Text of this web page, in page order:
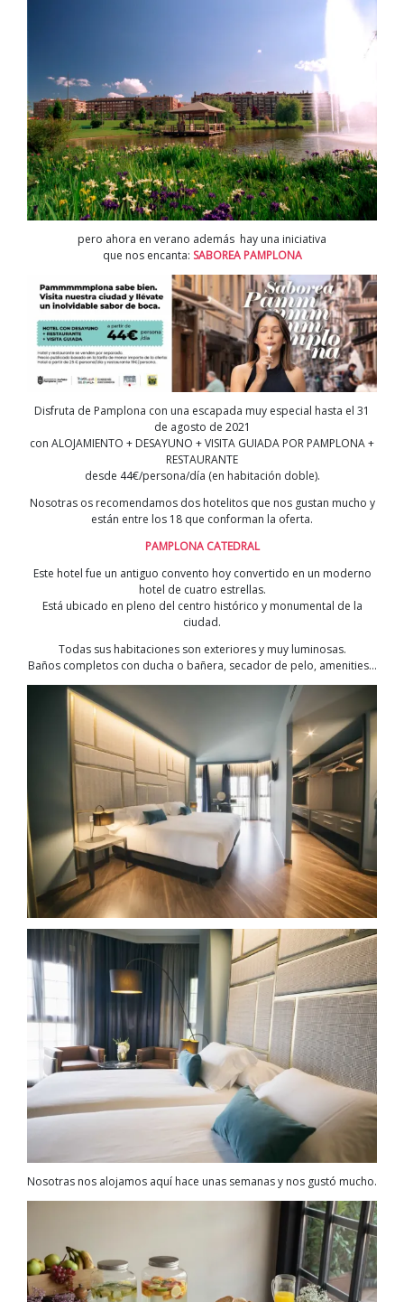
pero ahora en verano además hay una iniciativa
que nos encanta: SABOREA PAMPLONA
Disfruta de Pamplona con una escapada muy especial hasta el 31
de agosto de 2021
con ALOJAMIENTO + DESAYUNO + VISITA GUIADA POR PAMPLONA +
RESTAURANTE
desde 44€/persona/día (en habitación doble).
Nosotras os recomendamos dos hotelitos que nos gustan mucho y
están entre los 18 que conforman la oferta.
PAMPLONA CATEDRAL
Este hotel fue un antiguo convento hoy convertido en un moderno
hotel de cuatro estrellas.
Está ubicado en pleno del centro histórico y monumental de la
ciudad.
Todas sus habitaciones son exteriores y muy luminosas.
Baños completos con ducha o bañera, secador de pelo, amenities…
Nosotras nos alojamos aquí hace unas semanas y nos gustó mucho.